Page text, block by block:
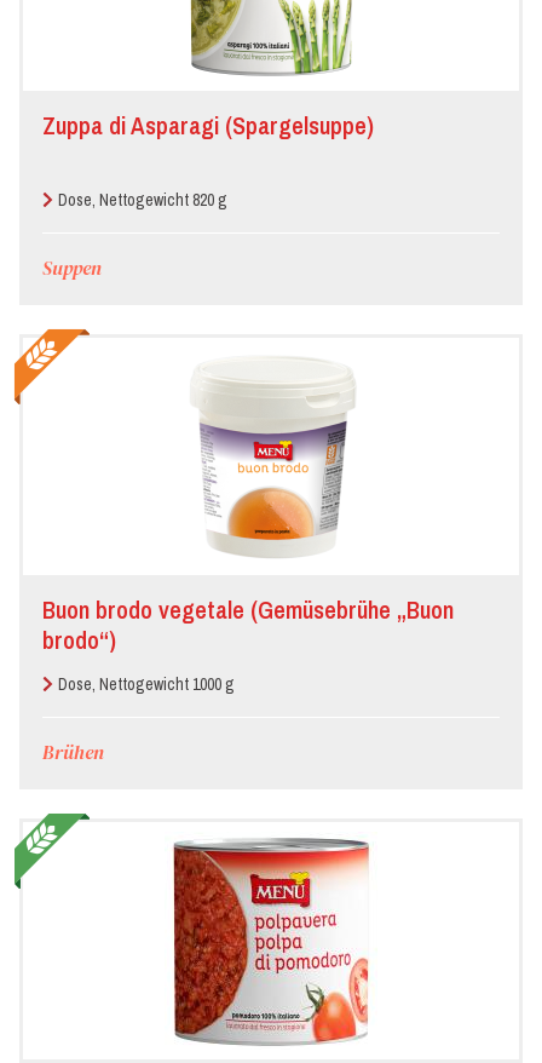
Zuppa di Asparagi (Spargelsuppe)
Dose, Nettogewicht 820 g
Suppen
Buon brodo vegetale (Gemüsebrühe „Buon
brodo“)
Dose, Nettogewicht 1000 g
Brühen